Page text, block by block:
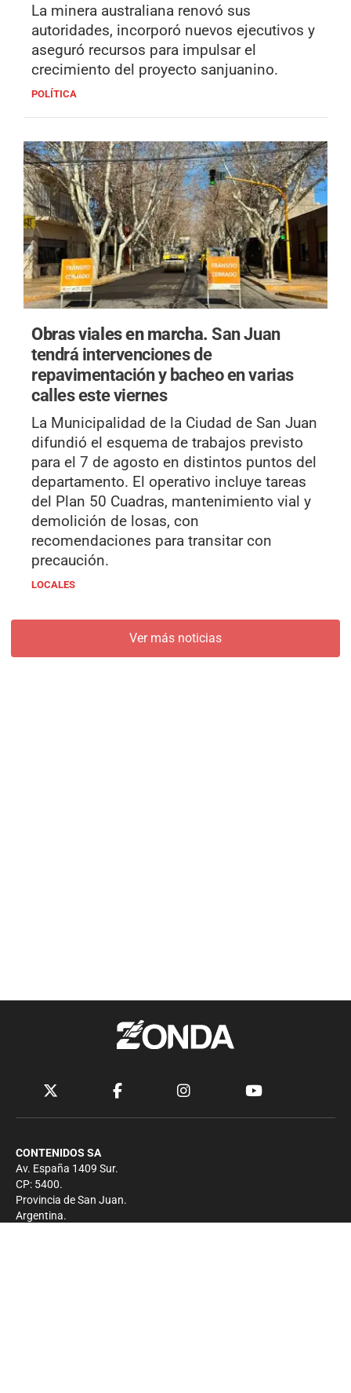
La minera australiana renovó sus
autoridades, incorporó nuevos ejecutivos y
aseguró recursos para impulsar el
crecimiento del proyecto sanjuanino.
POLÍTICA
Obras viales en marcha.San Juan
tendrá intervenciones de
repavimentación y bacheo en varias
calles este viernes
La Municipalidad de la Ciudad de San Juan
difundió el esquema de trabajos previsto
para el 7 de agosto en distintos puntos del
departamento. El operativo incluye tareas
del Plan 50 Cuadras, mantenimiento vial y
demolición de losas, con
recomendaciones para transitar con
precaución.
LOCALES
Ver más noticias
CONTENIDOS SA
Av. España 1409 Sur.
CP: 5400.
Provincia de San Juan.
Argentina.